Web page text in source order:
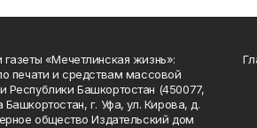
газеты «Мечетлинская жизнь»:
печати и средствам массовой
Республики Башкортостан (450077,
Башкортостан, г. Уфа, ул. Кирова, д.
общество Издательский дом